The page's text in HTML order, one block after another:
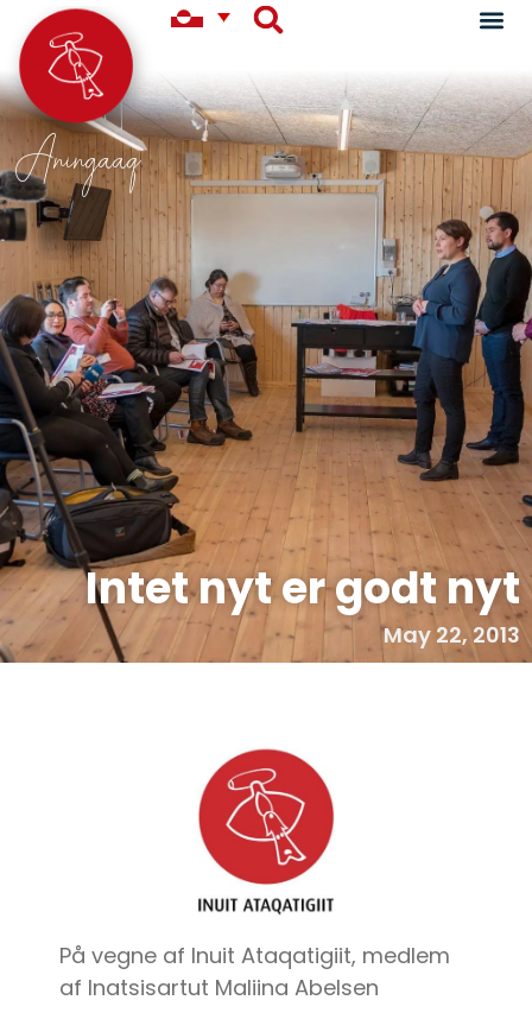
Aningaaq
Intet nyt er godt nyt
May 22, 2013
På vegne af Inuit Ataqatigiit, medlem
af Inatsisartut Maliina Abelsen